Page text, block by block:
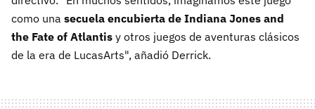
como una secuela encubierta de Indiana Jones and
the Fate of Atlantis y otros juegos de aventuras clásicos
de la era de LucasArts", añadió Derrick.